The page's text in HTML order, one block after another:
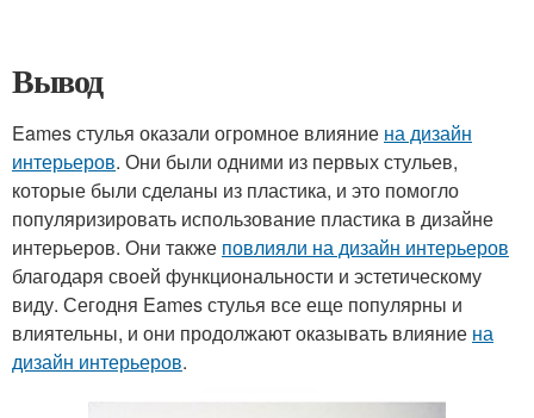
Вывод
Eames стулья оказали огромное влияние на дизайн
интерьеров. Они были одними из первых стульев,
которые были сделаны из пластика, и это помогло
популяризировать использование пластика в дизайне
интерьеров. Они также повлияли на дизайн интерьеров
благодаря своей функциональности и эстетическому
виду. Сегодня Eames стулья все еще популярны и
влиятельны, и они продолжают оказывать влияние на
дизайн интерьеров.